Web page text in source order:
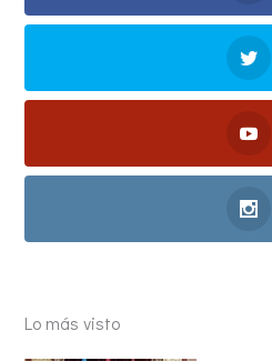
Lo más visto